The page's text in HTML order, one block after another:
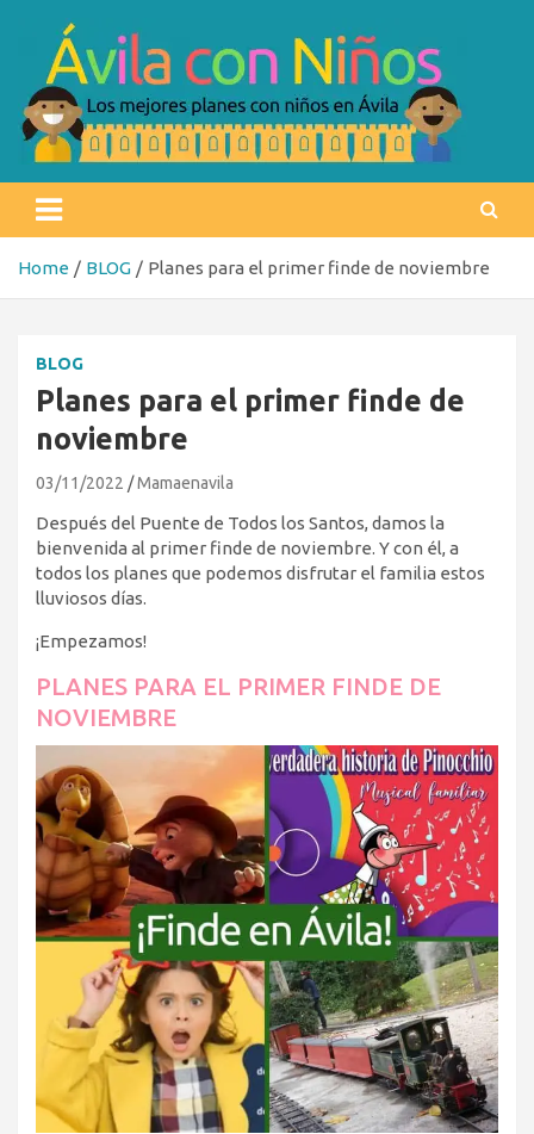
content
Ávila con niños
Home BLOG Planes para el primer finde de noviembre
BLOG
Planes para el primer finde de
noviembre
03/11/2022 Mamaenavila
Después del Puente de Todos los Santos, damos la
bienvenida al primer finde de noviembre. Y con él, a
todos los planes que podemos disfrutar el familia estos
lluviosos días.
¡Empezamos!
PLANES PARA EL PRIMER FINDE DE
NOVIEMBRE